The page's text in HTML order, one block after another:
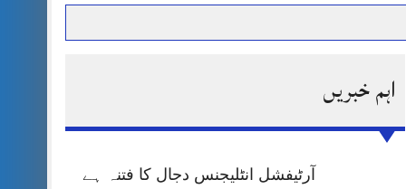
پر قربان
پریس کانفرنس
اہم خبریں
آرٹیفشل انٹلیجنس دجال کا فتنہ ہے